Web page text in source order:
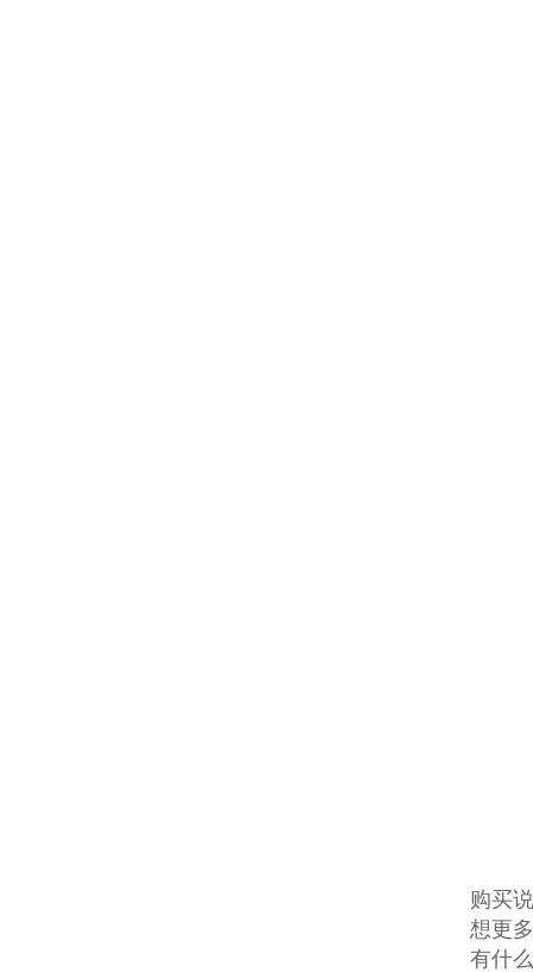
购买
想更
有什